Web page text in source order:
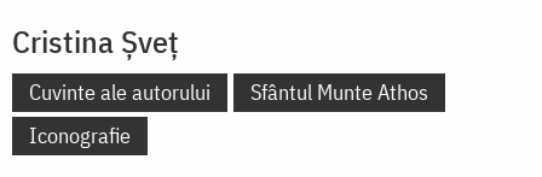
Cristina Șveț
Cuvinte ale autorului
Sfântul Munte Athos
Iconografie